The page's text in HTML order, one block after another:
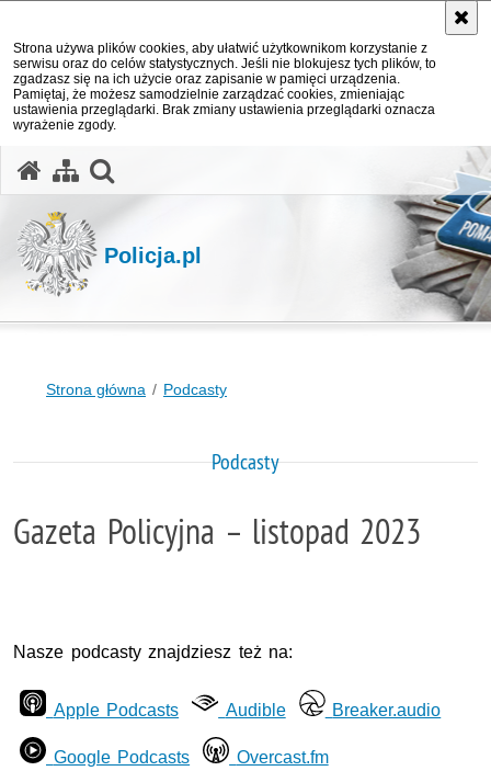
Strona używa plików cookies, aby ułatwić użytkownikom korzystanie z
serwisu oraz do celów statystycznych. Jeśli nie blokujesz tych plików, to
zgadzasz się na ich użycie oraz zapisanie w pamięci urządzenia.
Pamiętaj, że możesz samodzielnie zarządzać cookies, zmieniając
ustawienia przeglądarki. Brak zmiany ustawienia przeglądarki oznacza
wyrażenie zgody.
Policja.pl
Strona główna Podcasty
Podcasty
Gazeta Policyjna – listopad 2023
Nasze podcasty znajdziesz też na:
Apple Podcasts Audible Breaker.audio
Google Podcasts Overcast.fm